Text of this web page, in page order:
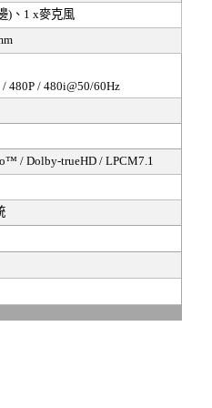
)、 1 x麥克風
480P / 480i@50/60Hz
/ Dolby-trueHD / LPCM7.1